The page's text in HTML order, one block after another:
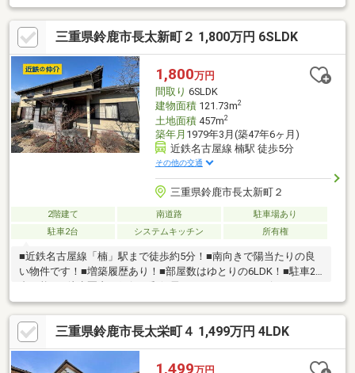
通風も良好。◆ロフト・屋根裏収納・床下収納・納戸付きで収納
充実。【利便性◎の周辺環境】◆神戸小学校まで徒歩19分、神戸
中学校まで徒歩18分で通学にも便利な立地です。◆近鉄名古屋線
楠駅 徒歩13分です。◆市街地が近く、海まで約2km圏内の暮らし
やすい住環境が魅力です。
三重県鈴鹿市長太新町２ 1,800万円 6SLDK
1,800万円
間取り 6SLDK
建物面積121.73m2
土地面積457m2
築年月 1979年3月(築47年6ヶ月)
近鉄名古屋線 楠駅 徒歩5分
その他の交通
三重県鈴鹿市長太新町２
2階建て 南道路
駐車場あり
駐車2台
システムキッチン 所有権
■近鉄名古屋線「楠」駅まで徒歩約5分！■南向きで陽当たりの良
い物件です！■増築履歴あり！■部屋数はゆとりの6LDK！■駐車2
す！
三重県鈴鹿市長太栄町４ 1,499万円 4LDK
1,499万円